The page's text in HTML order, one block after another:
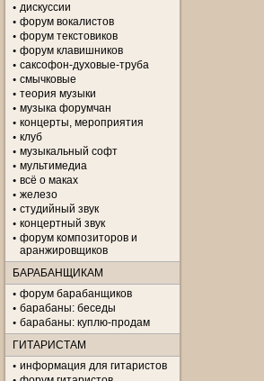
дискуссии
форум вокалистов
форум текстовиков
форум клавишников
саксофон-духовые-труба
смычковые
теория музыки
музыка форумчан
концерты, мероприятия
клуб
музыкальный софт
мультимедиа
всё о маках
железо
студийный звук
концертный звук
форум композиторов и
аранжировщиков
БАРАБАНЩИКАМ
форум барабанщиков
барабаны: беседы
барабаны: куплю-продам
ГИТАРИСТАМ
информация для гитаристов